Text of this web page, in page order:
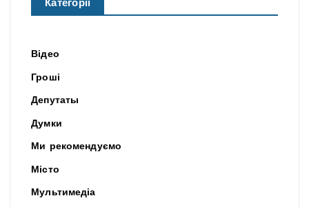
Категорії
Відео
Гроші
Депутаты
Думки
Ми рекомендуємо
Місто
Мультимедіа